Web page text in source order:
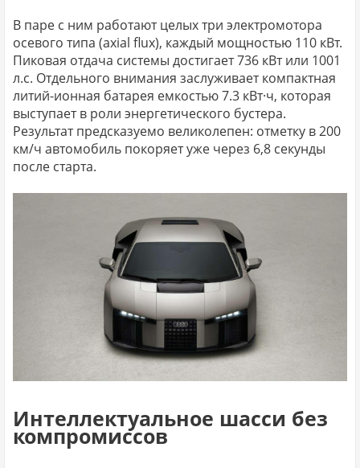
В паре с ним работают целых три электромотора
осевого типа (axial flux), каждый мощностью 110 кВт.
Пиковая отдача системы достигает 736 кВт или 1001
л.с. Отдельного внимания заслуживает компактная
литий-ионная батарея емкостью 7.3 кВт·ч, которая
выступает в роли энергетического бустера.
Результат предсказуемо великолепен: отметку в 200
км/ч автомобиль покоряет уже через 6,8 секунды
после старта.
Интеллектуальное шасси без
компромиссов